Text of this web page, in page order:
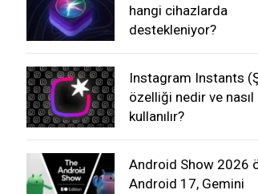
hangi cihazlarda
destekleniyor?
Instagram Instants
özelliği nedir ve nasıl
kullanılır?
Android Show 2026
Android 17, Gemini